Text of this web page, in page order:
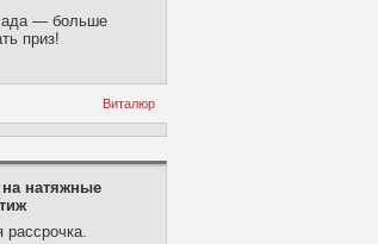
— больше
приз!
Виталюр
натяжные
рассрочка.